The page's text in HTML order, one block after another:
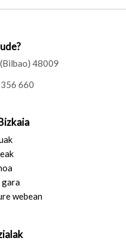
48009
660
gara
webean